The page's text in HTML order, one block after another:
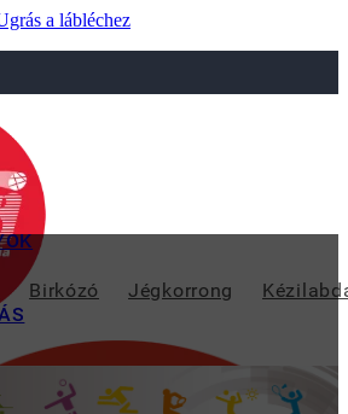
a lábléchez
Birkózó Jégkorrong